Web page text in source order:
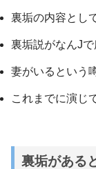
裏垢の内容とし
裏垢説がなんJ
妻がいるという
これまでに演じ
裏垢がある